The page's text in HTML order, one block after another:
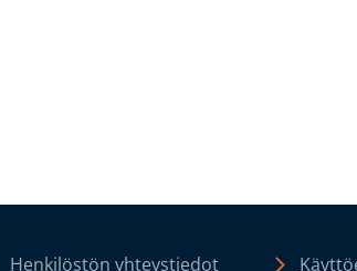
Henkilöstön yhteystiedot